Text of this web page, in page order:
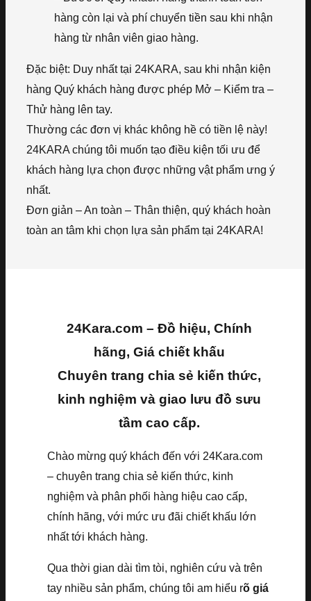
hàng còn lại và phí chuyển tiền sau khi nhận
hàng từ nhân viên giao hàng.
Đặc biệt: Duy nhất tại 24KARA, sau khi nhận kiện
hàng Quý khách hàng được phép Mở – Kiểm tra –
Thử hàng lên tay.
Thường các đơn vị khác không hề có tiền lệ này!
24KARA chúng tôi muốn tạo điều kiện tối ưu để
khách hàng lựa chọn được những vật phẩm ưng ý
nhất.
Đơn giản – An toàn – Thân thiện, quý khách hoàn
toàn an tâm khi chọn lựa sản phẩm tại 24KARA!
24Kara.com – Đồ hiệu, Chính
hãng, Giá chiết khấu
Chuyên trang chia sẻ kiến thức,
kinh nghiệm và giao lưu đồ sưu
tầm cao cấp.
Chào mừng quý khách đến với 24Kara.com
– chuyên trang chia sẻ kiến thức, kinh
nghiệm và phân phối hàng hiệu cao cấp,
chính hãng, với mức ưu đãi chiết khấu lớn
nhất tới khách hàng.
Qua thời gian dài tìm tòi, nghiên cứu và trên
tay nhiều sản phẩm, chúng tôi am hiểu rõ giá